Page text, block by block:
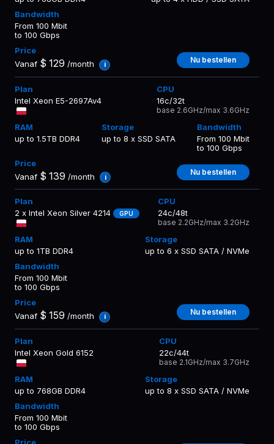
From 100 Mbit
to 100 Gbps
Vanaf $ 129 /month i
Nu bestellen
Intel Xeon E5-2697Av4 16c/32t
base 2.6GHz/max 3.6GHz
up to 1.5TB DDR4 up to 8 x SSD SATA
From 100 Mbit
to 100 Gbps
Vanaf $ 139 /month i
Nu bestellen
2 x Intel Xeon Silver 4214 GPU 24c/48t
base 2.2GHz/max 3.2GHz
up to 1TB DDR4 up to 6 x SSD SATA / NVMe
From 100 Mbit
to 100 Gbps
Vanaf $ 159 /month i
Nu bestellen
Intel Xeon Gold 6152 22c/44t
base 2.1GHz/max 3.7GHz
up to 768GB DDR4 up to 8 x SSD SATA / NVMe
From 100 Mbit
to 100 Gbps